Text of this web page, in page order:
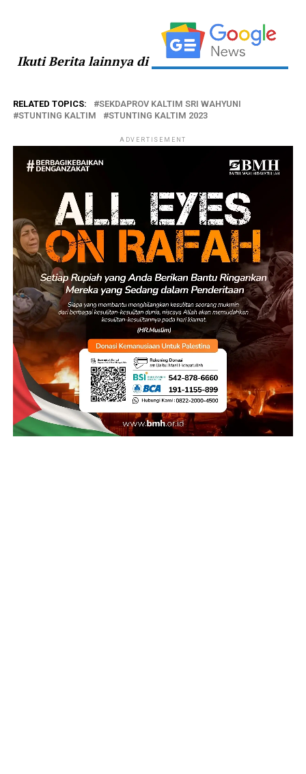
Ikuti Berita lainnya di
RELATED TOPICS:
SEKDAPROV KALTIM SRI WAHYUNI
STUNTING KALTIM
STUNTING KALTIM 2023
ADVERTISEMENT